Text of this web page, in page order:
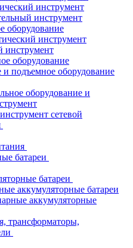
инструмент
инструмент
оборудование
инструмент
инструмент
оборудование
и подъемное оборудование
оборудование и
сетевой
батареи
батареи
аккумуляторные батареи
аккумуляторные
трансформаторы,